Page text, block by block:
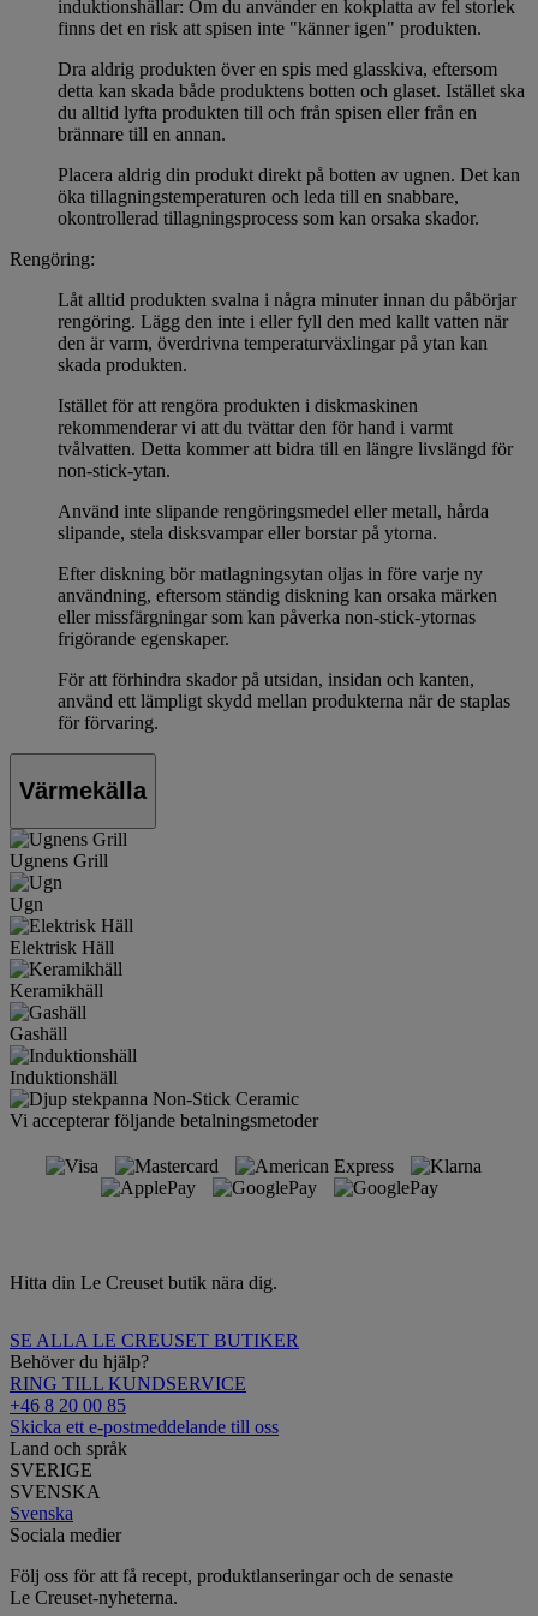
induktionshällar: Om du använder en kokplatta av fel storlek
finns det en risk att spisen inte "känner igen" produkten.
Dra aldrig produkten över en spis med glasskiva, eftersom
detta kan skada både produktens botten och glaset. Istället ska
du alltid lyfta produkten till och från spisen eller från en
brännare till en annan.
Placera aldrig din produkt direkt på botten av ugnen. Det kan
öka tillagningstemperaturen och leda till en snabbare,
okontrollerad tillagningsprocess som kan orsaka skador.
Rengöring:
Låt alltid produkten svalna i några minuter innan du påbörjar
rengöring. Lägg den inte i eller fyll den med kallt vatten när
den är varm, överdrivna temperaturväxlingar på ytan kan
skada produkten.
Istället för att rengöra produkten i diskmaskinen
rekommenderar vi att du tvättar den för hand i varmt
tvålvatten. Detta kommer att bidra till en längre livslängd för
non-stick-ytan.
Använd inte slipande rengöringsmedel eller metall, hårda
slipande, stela disksvampar eller borstar på ytorna.
Efter diskning bör matlagningsytan oljas in före varje ny
användning, eftersom ständig diskning kan orsaka märken
eller missfärgningar som kan påverka non-stick-ytornas
frigörande egenskaper.
För att förhindra skador på utsidan, insidan och kanten,
använd ett lämpligt skydd mellan produkterna när de staplas
för förvaring.
Värmekälla
Ugnens Grill
Ugn
Elektrisk Häll
Keramikhäll
Gashäll
Induktionshäll
Vi accepterar följande betalningsmetoder
Hitta din Le Creuset butik nära dig.
SE ALLA LE CREUSET BUTIKER
Behöver du hjälp?
RING TILL KUNDSERVICE
+46 8 20 00 85
Skicka ett e-postmeddelande till oss
Land och språk
SVERIGE
SVENSKA
Svenska
Sociala medier
Följ oss för att få recept, produktlanseringar och de senaste
Le Creuset-nyheterna.